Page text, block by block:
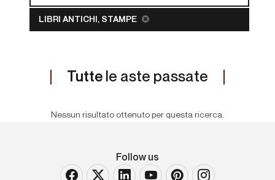
LIBRI ANTICHI, STAMPE
Tutte le aste passate
Nessun risultato ottenuto per questa ricerca.
Follow us